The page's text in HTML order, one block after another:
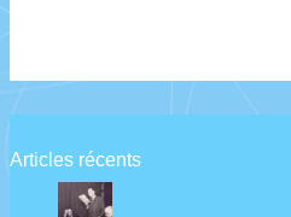
L’Âge
d’homme
(1939)
Jacques
Rousseau
Articles récents